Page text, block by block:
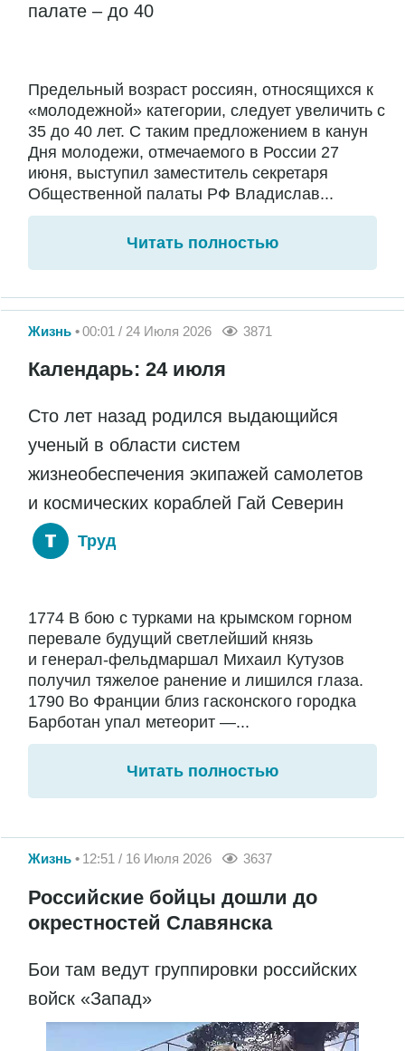
палате – до 40
Предельный возраст россиян, относящихся к
«молодежной» категории, следует увеличить с
35 до 40 лет. С таким предложением в канун
Дня молодежи, отмечаемого в России 27
июня, выступил заместитель секретаря
Общественной палаты РФ Владислав...
Читать полностью
Жизнь 00:01 / 24 Июля 2026 3871
Календарь: 24 июля
Сто лет назад родился выдающийся
ученый в области систем
жизнеобеспечения экипажей самолетов
и космических кораблей Гай Северин
Труд
1774 В бою с турками на крымском горном
перевале будущий светлейший князь
и генерал-фельдмаршал Михаил Кутузов
получил тяжелое ранение и лишился глаза.
1790 Во Франции близ гасконского городка
Барботан упал метеорит —...
Читать полностью
Жизнь 12:51 / 16 Июля 2026 3637
Российские бойцы дошли до
окрестностей Славянска
Бои там ведут группировки российских
войск «Запад»